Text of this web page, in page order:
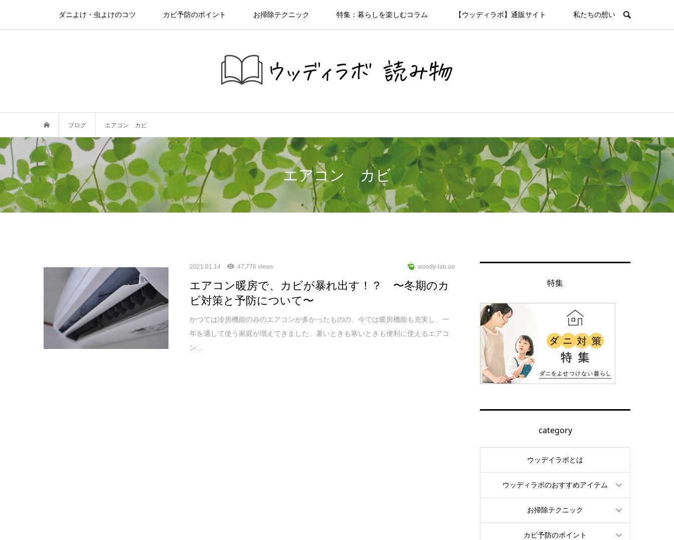
ダニよけ・虫よけのコツ カビ予防のポイント お掃除テクニック 特集：暮らしを楽しむコラム 【ウッディラボ】通販サイト 私たちの想い
ブログ エアコン カビ
エアコン カビ
2021.01.14 47,776 views woody-lab.uo
エアコン暖房で、カビが暴れ出す！？ 〜冬期のカ
ビ対策と予防について〜
かつては冷房機能のみのエアコンが多かったものの、今では暖房機能も充実し、一
年を通して使う家庭が増えてきました。暑いときも寒いときも便利に使えるエアコ
ン...
特集
category
ウッデイラボとは
ウッディラボのおすすめアイテム
お掃除テクニック
カビ予防のポイント